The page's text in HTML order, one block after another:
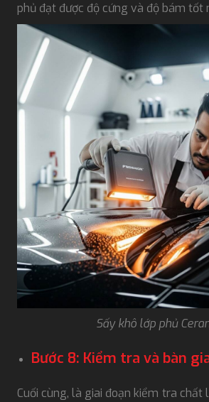
phủ đạt được độ cứng và độ bám tốt
Sấy khô lớp phủ
Bước 8: Kiểm tra và bàn
Cuối cùng, là giai đoạn kiểm tra